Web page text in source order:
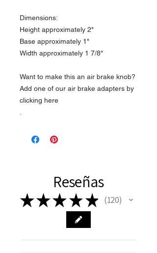
Dimensions:
Height approximately 2"
Base approximately 1"
Width approximately 1 7/8"
Want to make this an air brake knob?
Add one of our air brake adapters by
clicking here
Reseñas
★★★ ★ ★ 120
120